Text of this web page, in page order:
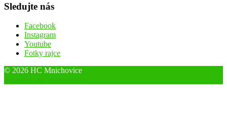
Sledujte nás
Facebook
Instagram
Youtube
Fotky rajce
© 2026 HC Mnichovice